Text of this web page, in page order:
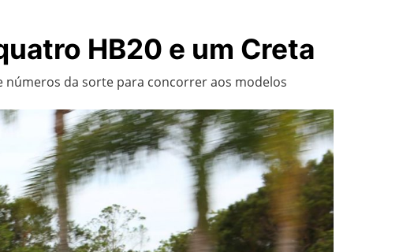
HB20 e um Creta
números da sorte para concorrer aos modelos